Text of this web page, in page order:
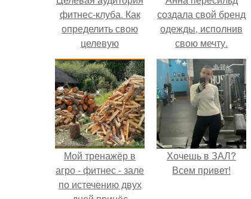
фитнес-клуба. Как
определить свою
целевую
аудиторию: 11
основных
параметров (
параметры
составления
портрета ЦА).
создала свой бренд
одежды, исполнив
свою мечту.
Мой тренажёр в
агро - фитнес - зале
по истечению двух
Хочешь в ЗАЛ?
Всем привет!